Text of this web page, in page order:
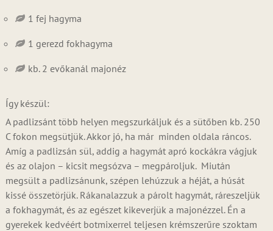
1 fej hagyma
1 gerezd fokhagyma
kb. 2 evőkanál majonéz
Így készül:
A padlizsánt több helyen megszurkáljuk és a sütőben kb. 250
C fokon megsütjük. Akkor jó, ha már minden oldala ráncos.
Amíg a padlizsán sül, addig a hagymát apró kockákra vágjuk
és az olajon – kicsit megsózva – megpároljuk. Miután
megsült a padlizsánunk, szépen lehúzzuk a héját, a húsát
kissé összetörjük. Rákanalazzuk a párolt hagymát, ráreszeljük
a fokhagymát, és az egészet kikeverjük a majonézzel. Én a
gyerekek kedvéért botmixerrel teljesen krémszerűre szoktam